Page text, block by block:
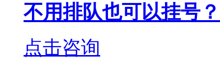
不用排队也可以挂号？
点击咨询